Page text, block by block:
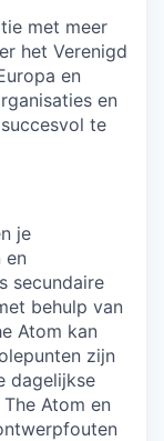
met meer
het Verenigd
en
en
te
je
en
secundaire
behulp van
Atom kan
zijn
dagelijkse
Atom en